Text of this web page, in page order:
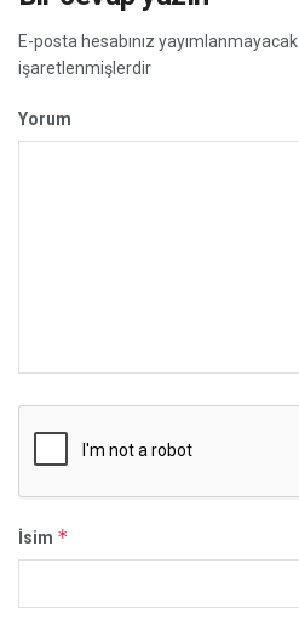
E-posta hesabınız yayımlanmayacak.
işaretlenmişlerdir
Yorum
İsim *